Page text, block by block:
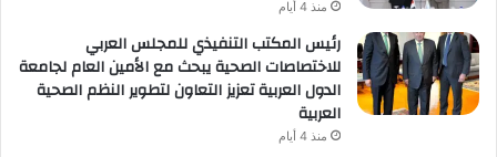
منذ 4 أيام
رئيس المكتب التنفيذي للمجلس العربي
للاختصاصات الصحية يبحث مع الأمين العام لجامعة
الدول العربية تعزيز التعاون لتطوير النظم الصحية
العربية
منذ 4 أيام